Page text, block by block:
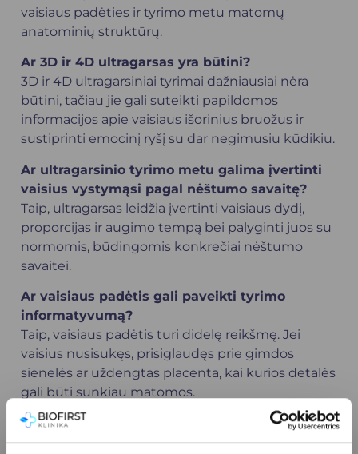
vaisiaus padėties ir tyrimo metu matomų
anatominių struktūrų.
Ar 3D ir 4D ultragarsas yra būtini?
3D ir 4D ultragarsiniai tyrimai dažniausiai nėra
būtini, tačiau jie gali suteikti papildomos
informacijos apie vaisiaus išorinius bruožus ir
sustiprinti emocinį ryšį su dar negimusiu kūdikiu.
Ar ultragarsinio tyrimo metu galima įvertinti
vaisius vystymąsi pagal nėštumo savaitę?
Taip, ultragarsas leidžia įvertinti vaisiaus dydį,
proporcijas ir augimo tempą bei palyginti juos su
normomis, būdingomis konkrečiai nėštumo
savaitei.
Ar vaisiaus padėtis gali paveikti tyrimo
informatyvumą?
Taip, vaisiaus padėtis turi didelę reikšmę. Jei
vaisius nusisukęs, prisiglaudęs prie gimdos
sienelės ar uždengtas placenta, kai kurios detalės
gali būti sunkiau matomos.
Ar tyrimo metu galima įvertinti vaisiaus
širdies veiklą?